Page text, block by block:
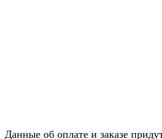
Данные об оплате и заказе